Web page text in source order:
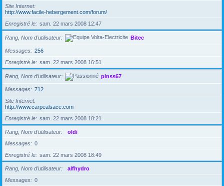
Site Internet
http://www.facile-hebergement.com/forum/
Enregistré le
sam. 22 mars 2008 12:47
Rang, Nom d’utilisateur Bitec
Messages
256
Enregistré le
sam. 22 mars 2008 16:51
Rang, Nom d’utilisateur pinss67
Messages
712
Site Internet
http://www.carpealsace.com
Enregistré le
sam. 22 mars 2008 18:21
Rang, Nom d’utilisateur
oldi
Messages
0
Enregistré le
sam. 22 mars 2008 18:49
Rang, Nom d’utilisateur
alfhydro
Messages
0